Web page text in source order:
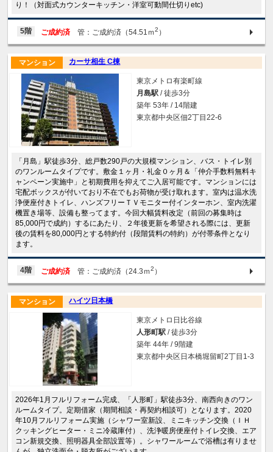
り！（対面式カウンターキッチン・洋室可動間仕切りetc)
5階 ご成約済 管：ご成約済（54.51ｍ2 ）
カーサ相生 C棟
マンション
東京メトロ有楽町線
月島駅 / 徒歩3分
築年 53年 / 14階建
東京都中央区佃2丁目22-6
「月島」駅徒歩3分、総戸数290戸の大規模マンション、バス・トイレ別
のワンルームタイプです。敷金１ヶ月・礼金０ヶ月＆「仲介手数料無料キ
ャンペーン実施中」と初期費用を抑えてご入居可能です。マンションには
宅配ボックスが付いており不在でもお荷物が受け取れます。室内は温水洗
浄便座付きトイレ、ハンズフリーＴＶモニター付インターホン、室内洗濯
機置き場等、設備も整ってます。今回大幅賃料改定（前回の募集時は
85,000円で成約）するにあたり、２年後更新を希望される際には、更新
後の賃料を80,000円とする特約付（段階賃料の特約）が付帯条件となり
ます。
4階 ご成約済 管：ご成約済（24.3ｍ2 ）
ハイツ日本橋
マンション
東京メトロ日比谷線
人形町駅 / 徒歩3分
築年 44年 / 9階建
東京都中央区日本橋堀留町2丁目1-3
2026年1月フルリフォーム完成、「人形町」駅徒歩3分、南西向きのワン
ルームタイプ。定期借家（期間相談・再契約相談可）となります。2020
年10月フルリフォーム実施（シャワー室新設、ミニキッチン交換（ＩＨ
クッキングヒーター・ミニ冷蔵庫付）、洗浄暖房便座付トイレ交換、エア
コン新規交換、照明器具全部設置等）。シャワールームで浴槽は有りませ